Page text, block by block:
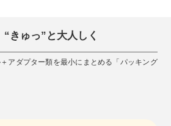
きゅっ”と大人しく
アダプター類を最小にまとめる「パッキング